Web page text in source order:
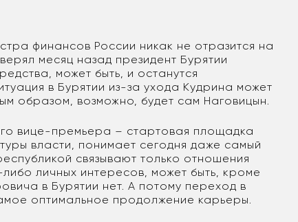
финансов России никак не отразится на
месяц назад президент Бурятии
может быть, и останутся
в Бурятии из-за ухода Кудрина может
образом, возможно, будет сам Наговицын.
вице-премьера – стартовая площадка
власти, понимает сегодня даже самый
связывают только отношения
личных интересов, может быть, кроме
в Бурятии нет. А потому переход в
оптимальное продолжение карьеры.